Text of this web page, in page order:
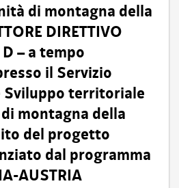
di montagna della
DIRETTIVO
– a tempo
il Servizio
Sviluppo territoriale
montagna della
del progetto
dal programma
AUSTRIA